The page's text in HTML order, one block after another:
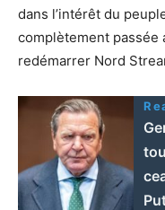
dans l’intérêt du
complètement passée
redémarrer Nord